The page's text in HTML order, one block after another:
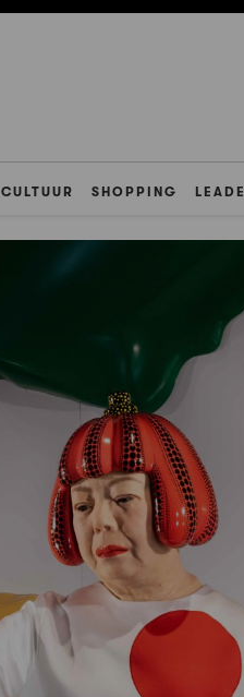
CULTUUR SHOPPING